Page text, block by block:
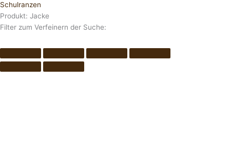
Schulranzen
Produkt: Jacke
Filter zum Verfeinern der Suche: